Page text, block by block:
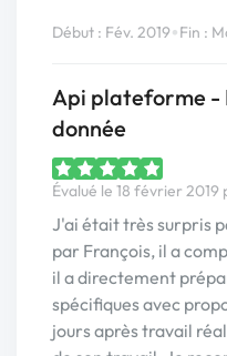
Début : Fév. 2019•Fin :
Api plateforme -
donnée
Évalué le 18 février 2019
J'ai était très surpris
par François, il a
il a directement
spécifiques avec
jours après travail